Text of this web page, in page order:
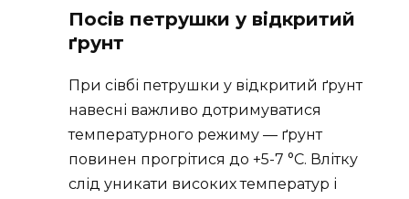
Посів петрушки у відкритий
ґрунт
При сівбі петрушки у відкритий ґрунт
навесні важливо дотримуватися
температурного режиму — ґрунт
повинен прогрітися до +5-7 °C. Влітку
слід уникати високих температур і